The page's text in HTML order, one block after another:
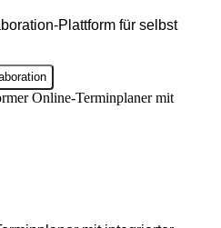
Plattform für selbst